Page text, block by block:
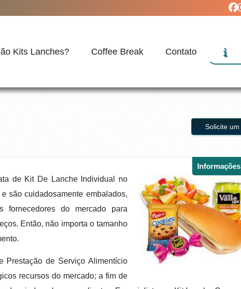
Kits Lanches? Coffee Break Contato
Solicite
de Kit De Lanche Individual no
são cuidadosamente embalados,
fornecedores do mercado para
Então, não importa o tamanho
Prestação de Serviço Alimentício
recursos do mercado; a fim de
Informações